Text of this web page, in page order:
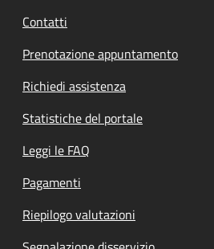
Contatti
Prenotazione appuntamento
Richiedi assistenza
Statistiche del portale
Leggi le FAQ
Pagamenti
Riepilogo valutazioni